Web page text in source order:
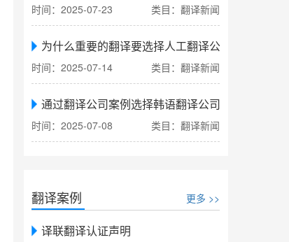
时间：2025-07-23 类目：翻译新闻
为什么重要的翻译要选择人工翻译公司
时间：2025-07-14 类目：翻译新闻
通过翻译公司案例选择韩语翻译公司
时间：2025-07-08 类目：翻译新闻
翻译案例 更多 >>
译联翻译认证声明